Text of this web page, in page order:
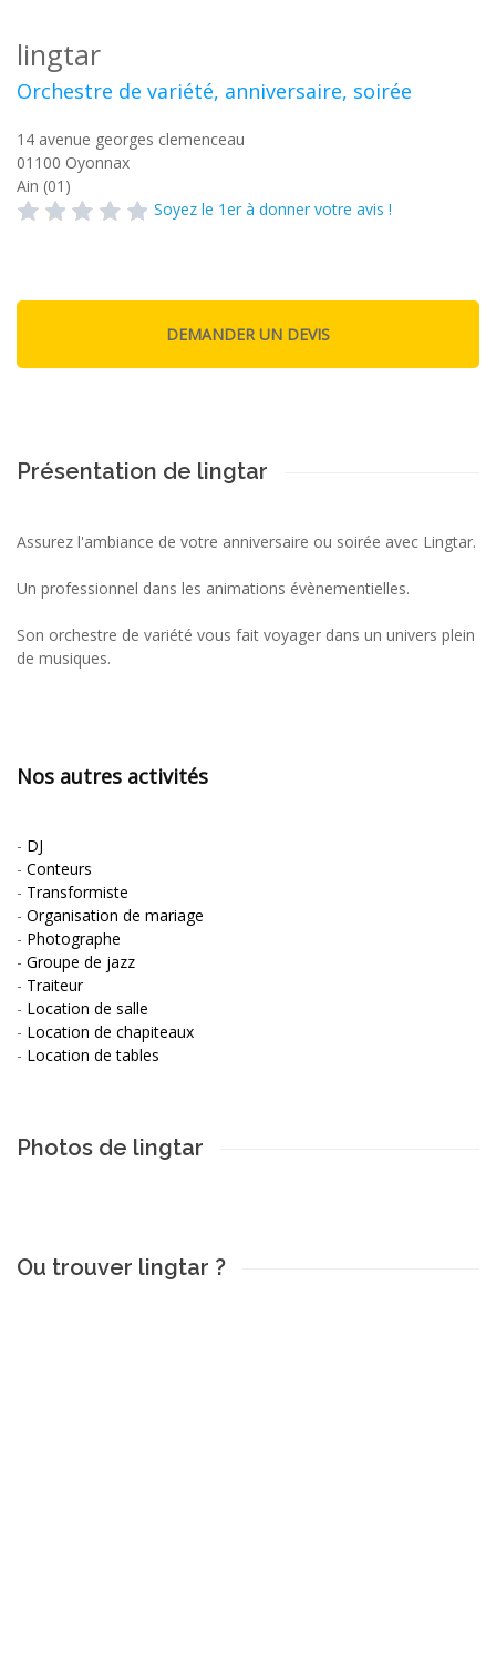
lingtar
Orchestre de variété, anniversaire, soirée
14 avenue georges clemenceau
01100 Oyonnax
Ain (01)
Soyez le 1er à donner votre avis !
Présentation de lingtar
Assurez l'ambiance de votre anniversaire ou soirée avec Lingtar.
Un professionnel dans les animations évènementielles.
Son orchestre de variété vous fait voyager dans un univers plein
de musiques.
Nos autres activités
- DJ
- Conteurs
- Transformiste
- Organisation de mariage
- Photographe
- Groupe de jazz
- Traiteur
- Location de salle
- Location de chapiteaux
- Location de tables
Photos de lingtar
Ou trouver lingtar ?